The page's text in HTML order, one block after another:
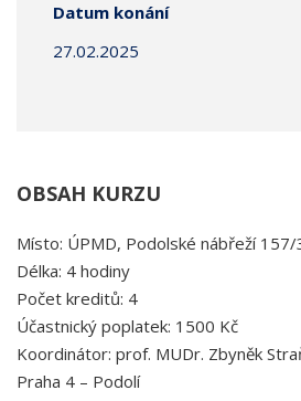
Datum konání
27.02.2025
OBSAH KURZU
Místo: ÚPMD, Podolské nábřeží
Délka: 4 hodiny
Počet kreditů: 4
Účastnický poplatek: 1500 Kč
Koordinátor: prof. MUDr. Zbyněk
Praha 4 – Podolí